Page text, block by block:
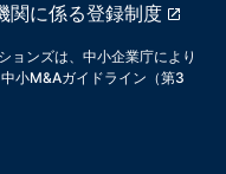
関に係る登録制度
ョンズは、中小企業庁により
小M&Aガイドライン（第3